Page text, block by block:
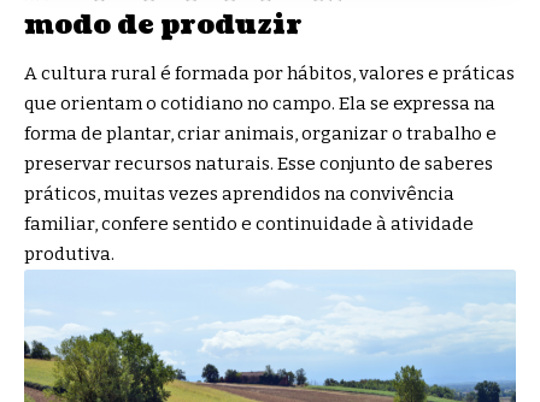
modo de produzir
A cultura rural é formada por hábitos, valores e práticas
que orientam o cotidiano no campo. Ela se expressa na
forma de plantar, criar animais, organizar o trabalho e
preservar recursos naturais. Esse conjunto de saberes
práticos, muitas vezes aprendidos na convivência
familiar, confere sentido e continuidade à atividade
produtiva.